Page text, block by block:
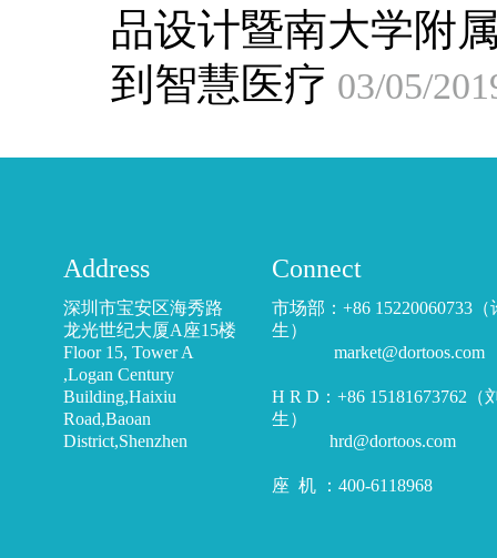
品设计暨南大学附
到智慧医疗 03/05/
Address
深圳市宝安区海秀路
龙光世纪大厦A座15楼
Floor 15, Tower A
,Logan Century
Building,Haixiu
Road,Baoan
District,Shenzhen
Connect
市场部：+86 15220060733（
生）
market@dortoos.com
H R D：+86 15181673762（
生）
hrd@dortoos.com
座 机 ：400-6118968